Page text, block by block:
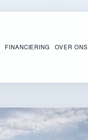
FINANCIERING OVER ONS